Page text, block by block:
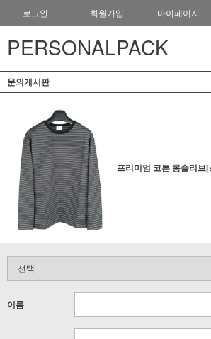
로그인 회원가입 마이페이지
PERSONALPACK
문의게시판
프리미엄 코튼 롱슬리
이름